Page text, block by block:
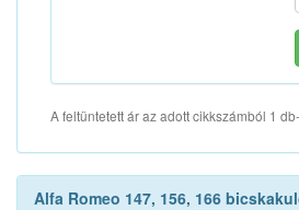
A feltüntetett ár az adott cikkszámból 1
Alfa Romeo 147, 156, 166